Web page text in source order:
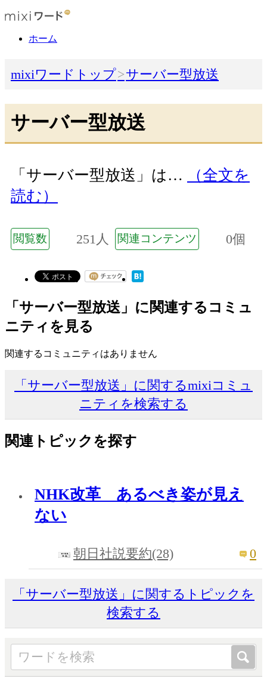
ホーム
mixiワードトップ サーバー型放送
サーバー型放送
「サーバー型放送」は…
（全文を
読む）
閲覧数 251人 関連コンテンツ 0個
「サーバー型放送」に関連するコミュ
ニティを見る
関連するコミュニティはありません
「サーバー型放送」に関するmixiコミュ
ニティを検索する
関連トピックを探す
NHK改革 あるべき姿が見え
ない
朝日社説要約(28) 0
「サーバー型放送」に関するトピックを
検索する